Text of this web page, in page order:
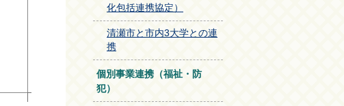
化包括連携協定）
清瀬市と市内3大学との連
携
個別事業連携（福祉・防
犯）